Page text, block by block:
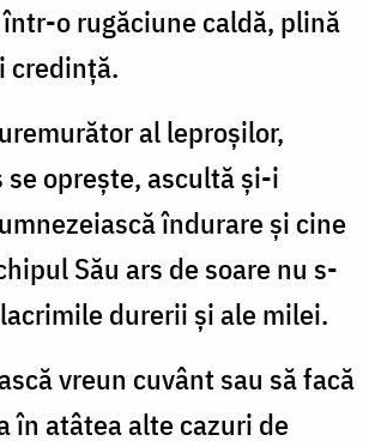
o rugăciune caldă, plină
credinţă.
al leproşilor,
opreşte, ascultă şi-i
îndurare şi cine
Său ars de soare nu s-
durerii şi ale milei.
vreun cuvânt sau să facă
în atâtea alte cazuri de